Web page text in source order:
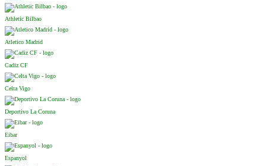
Athletic Bilbao
Atletico Madrid
Cadiz CF
Celta Vigo
Deportivo La Coruna
Eibar
Espanyol